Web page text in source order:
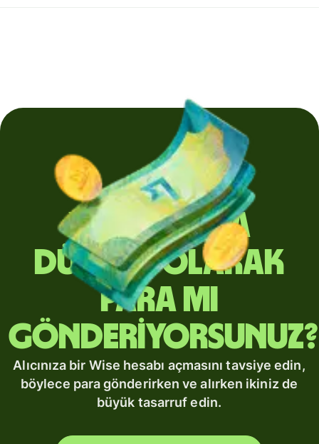
Yurt dışına
düzenli olarak
para mı
gönderiyorsunuz?
Alıcınıza bir Wise hesabı açmasını tavsiye edin,
böylece para gönderirken ve alırken ikiniz de
büyük tasarruf edin.